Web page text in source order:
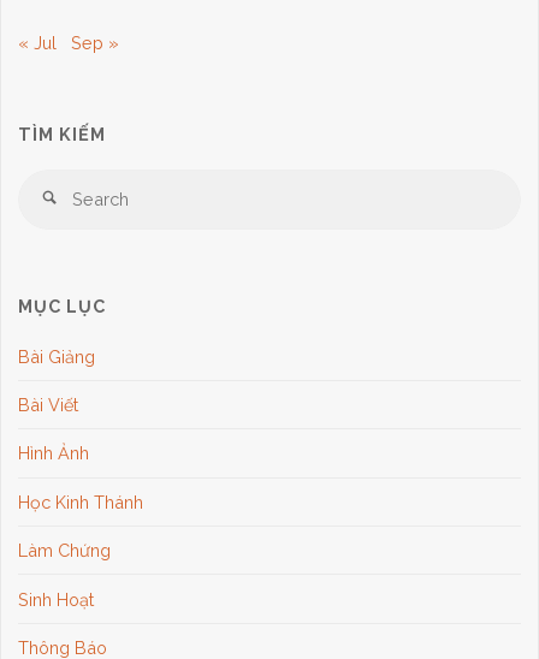
« Jul Sep »
TÌM KIẾM
Search
MỤC LỤC
Bài Giảng
Bài Viết
Hình Ảnh
Học Kinh Thánh
Làm Chứng
Sinh Hoạt
Thông Báo